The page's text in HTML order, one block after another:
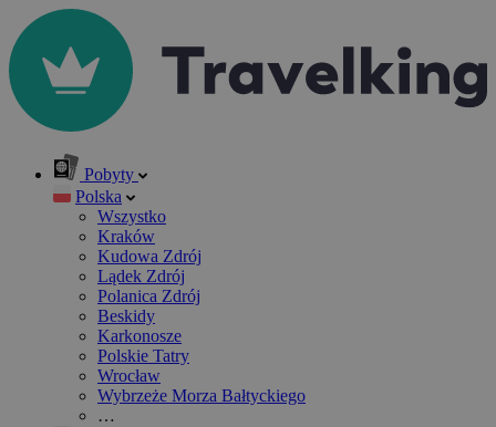
Pobyty
Polska
Wszystko
Kraków
Kudowa Zdrój
Lądek Zdrój
Polanica Zdrój
Beskidy
Karkonosze
Polskie Tatry
Wrocław
Wybrzeże Morza Bałtyckiego
…